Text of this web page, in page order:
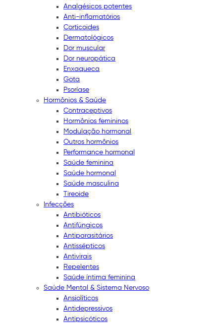
Analgésicos potentes
Anti-inflamatórios
Corticoides
Dermatológicos
Dor muscular
Dor neuropática
Enxaqueca
Gota
Psoríase
Hormônios & Saúde
Contraceptivos
Hormônios femininos
Modulação hormonal
Outros hormônios
Performance hormonal
Saúde feminina
Saúde hormonal
Saúde masculina
Tireoide
Infecções
Antibióticos
Antifúngicos
Antiparasitários
Antissépticos
Antivirais
Repelentes
Saúde íntima feminina
Saúde Mental & Sistema Nervoso
Ansiolíticos
Antidepressivos
Antipsicóticos